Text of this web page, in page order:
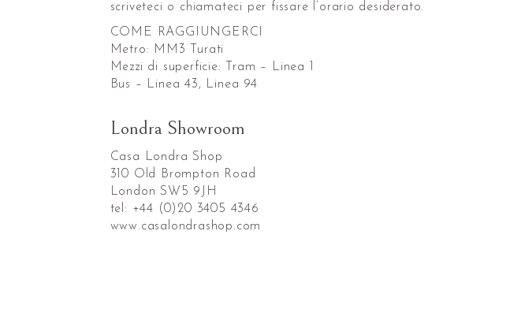
scriveteci o chiamateci per fissare l’orario desiderato.
COME RAGGIUNGERCI
Metro: MM3 Turati
Mezzi di superficie: Tram – Linea 1
Bus – Linea 43, Linea 94
Londra Showroom
Casa Londra Shop
310 Old Brompton Road
London SW5 9JH
tel: +44 (0)20 3405 4346
www.casalondrashop.com